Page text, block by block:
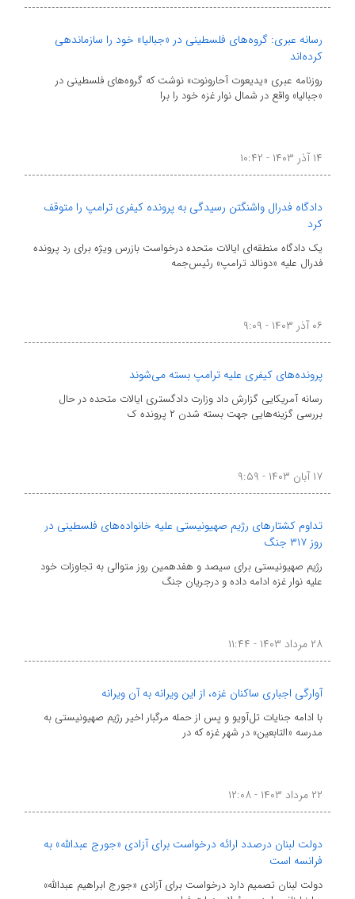
رسانه عبری: گروه‌های فلسطینی در «جبالیا» خود را سازماندهی
کرده‌اند
روزنامه عبری «یدیعوت آحارونوت» نوشت که گروه‌های فلسطینی در
«جبالیا» واقع در شمال نوار غزه خود را برا
۱۴ آذر ۱۴۰۳ - ۱۰:۴۲
دادگاه فدرال واشنگتن رسیدگی به پرونده کیفری ترامپ را متوقف
کرد
یک دادگاه منطقه‌ای ایالات متحده درخواست بازرس ویژه برای رد پرونده
فدرال علیه «دونالد ترامپ» رئیس‌جمه
۰۶ آذر ۱۴۰۳ - ۹:۰۹
پرونده‌های کیفری علیه ترامپ بسته می‌شوند
رسانه آمریکایی گزارش داد وزارت دادگستری ایالات متحده در حال
بررسی گزینه‌هایی جهت بسته شدن ۲ پرونده ک
۱۷ آبان ۱۴۰۳ - ۹:۵۹
تداوم کشتارهای رژیم صهیونیستی علیه خانواده‌های فلسطینی در
روز ۳۱۷ جنگ
رژیم صهیونیستی برای سیصد و هفدهمین روز متوالی به تجاوزات خود
علیه نوار غزه ادامه داده و درجریان جنگ
۲۸ مرداد ۱۴۰۳ - ۱۱:۴۴
آوارگی اجباری ساکنان غزه، از این ویرانه به آن ویرانه
با ادامه جنایات تل‌آویو و پس از حمله مرگبار اخیر رژیم صهیونیستی به
مدرسه «التابعین» در شهر غزه که در
۲۲ مرداد ۱۴۰۳ - ۱۲:۰۸
دولت لبنان درصدد ارائه درخواست برای آزادی «جورج عبدالله» به
فرانسه است
دولت لبنان تصمیم دارد درخواست برای آزادی «جورج ابراهیم عبدالله»